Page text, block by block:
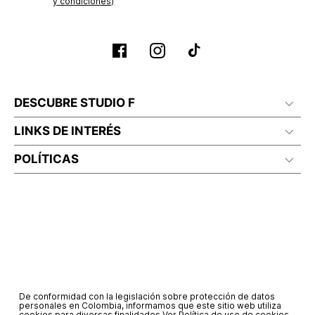
DESCUBRE STUDIO F
LINKS DE INTERÉS
POLÍTICAS
De conformidad con la legislación sobre protección de datos
personales en Colombia, informamos que este sitio web utiliza